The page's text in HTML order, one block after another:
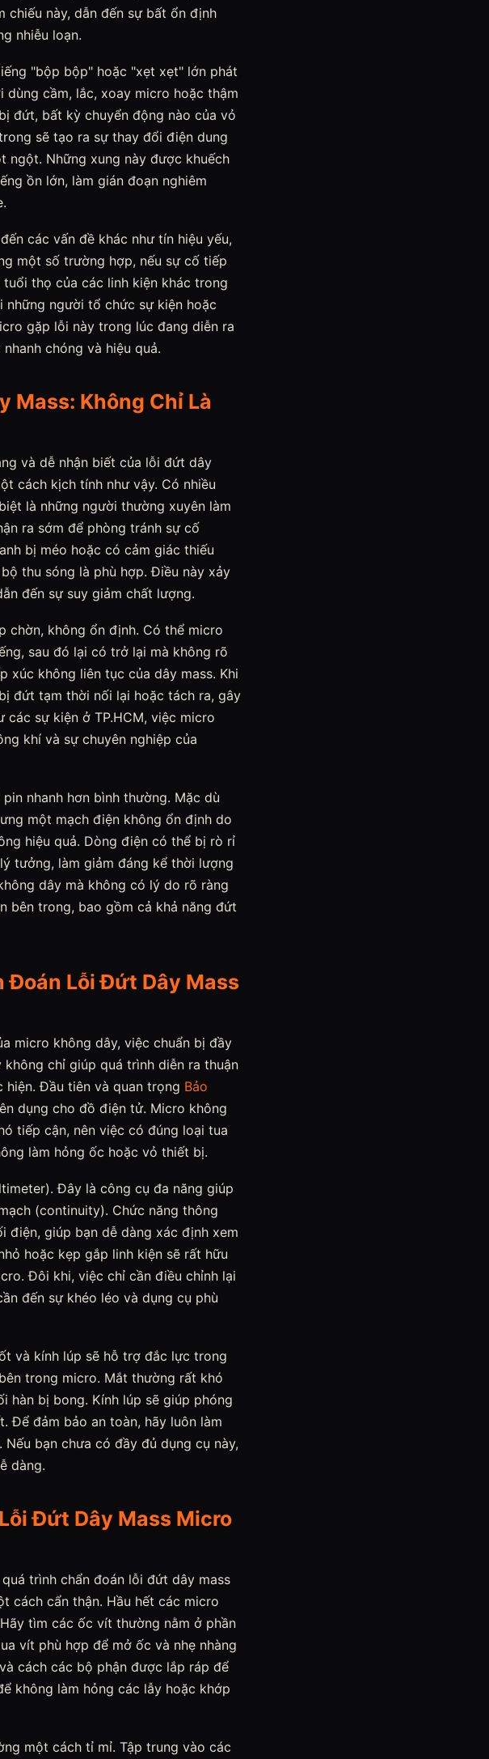
này, dẫn đến sự bất ổn định
nhiễu loạn.
"bộp bộp" hoặc "xẹt xẹt" lớn phát
cầm, lắc, xoay micro hoặc thậm
đứt, bất kỳ chuyển động nào của vỏ
sẽ tạo ra sự thay đổi điện dung
ngột. Những xung này được khuếch
ồn lớn, làm gián đoạn nghiêm
các vấn đề khác như tín hiệu yếu,
một số trường hợp, nếu sự cố tiếp
thọ của các linh kiện khác trong
người tổ chức sự kiện hoặc
gặp lỗi này trong lúc đang diễn ra
chóng và hiệu quả.
Mass: Không Chỉ Là
và dễ nhận biết của lỗi đứt dây
cách kịch tính như vậy. Có nhiều
là những người thường xuyên làm
ra sớm để phòng tránh sự cố
bị méo hoặc có cảm giác thiếu
thu sóng là phù hợp. Điều này xảy
đến sự suy giảm chất lượng.
chờn, không ổn định. Có thể micro
sau đó lại có trở lại mà không rõ
xúc không liên tục của dây mass. Khi
đứt tạm thời nối lại hoặc tách ra, gây
sự kiện ở TP.HCM, việc micro
khí và sự chuyên nghiệp của
nhanh hơn bình thường. Mặc dù
một mạch điện không ổn định do
hiệu quả. Dòng điện có thể bị rò rỉ
tưởng, làm giảm đáng kể thời lượng
dây mà không có lý do rõ ràng
bên trong, bao gồm cả khả năng đứt
Đoán Lỗi Đứt Dây Mass
micro không dây, việc chuẩn bị đầy
chỉ giúp quá trình diễn ra thuận
Đầu tiên và quan trọng Bảo
dụng cho đồ điện tử. Micro không
tiếp cận, nên việc có đúng loại tua
làm hỏng ốc hoặc vỏ thiết bị.
Đây là công cụ đa năng giúp
(continuity). Chức năng thông
điện, giúp bạn dễ dàng xác định xem
hoặc kẹp gắp linh kiện sẽ rất hữu
Đôi khi, việc chỉ cần điều chỉnh lại
đến sự khéo léo và dụng cụ phù
và kính lúp sẽ hỗ trợ đắc lực trong
trong micro. Mắt thường rất khó
hàn bị bong. Kính lúp sẽ giúp phóng
Để đảm bảo an toàn, hãy luôn làm
bạn chưa có đầy đủ dụng cụ này,
dàng.
Đứt Dây Mass Micro
trình chẩn đoán lỗi đứt dây mass
cách cẩn thận. Hầu hết các micro
tìm các ốc vít thường nằm ở phần
vít phù hợp để mở ốc và nhẹ nhàng
cách các bộ phận được lắp ráp để
không làm hỏng các lẫy hoặc khớp
một cách tỉ mỉ. Tập trung vào các